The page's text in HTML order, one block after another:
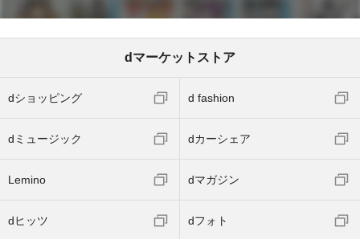
dマーケットストア
dショッピング d fashion
dミュージック dカーシェア
Lemino dマガジン
dヒッツ dフォト